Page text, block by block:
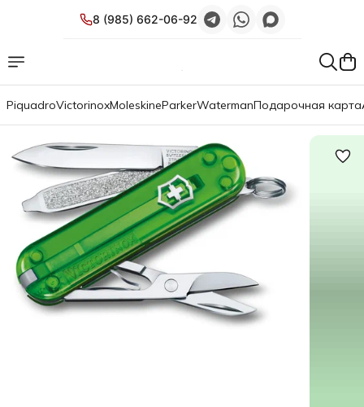
8 (985) 662-06-92
PiquadroVictorinoxMoleskineParkerWatermanПодарочная карта